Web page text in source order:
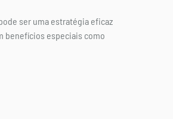
ser uma estratégia eficaz
benefícios especiais como